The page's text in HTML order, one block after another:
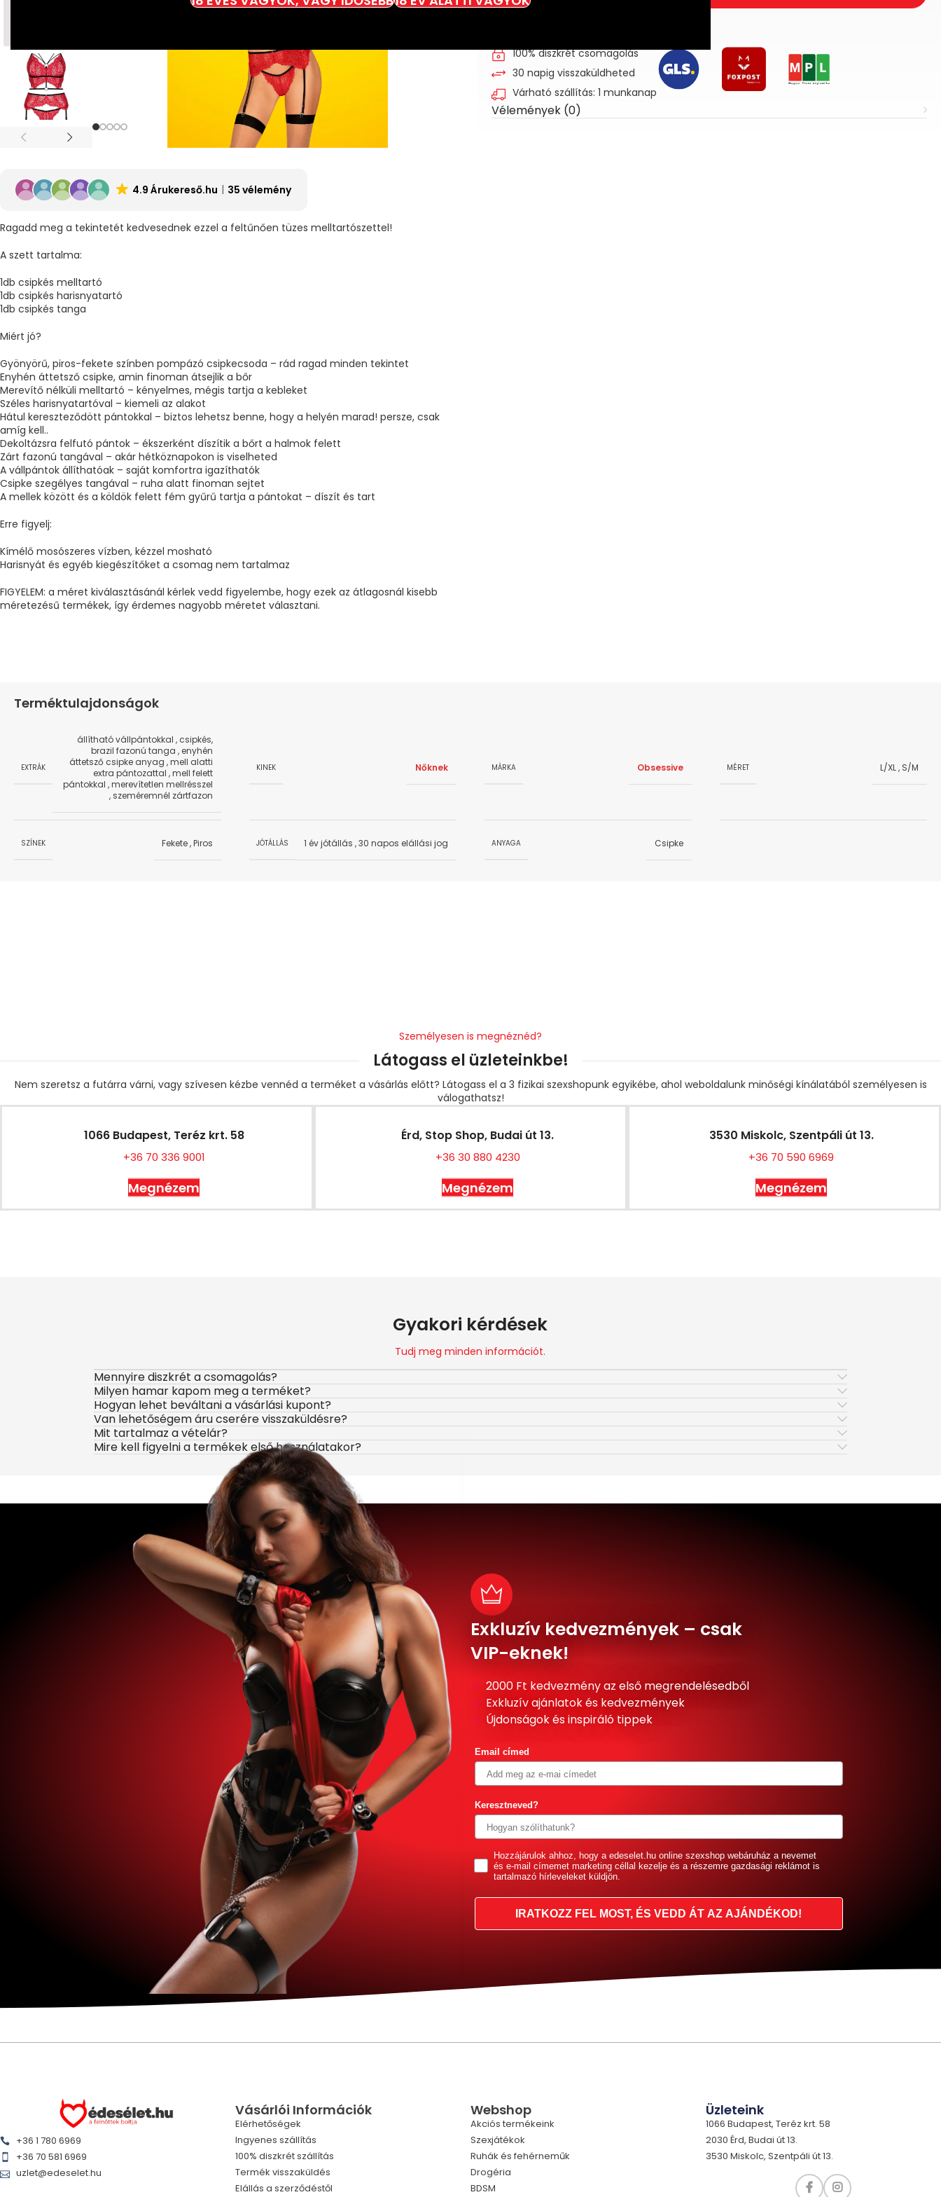
4.9 Árukereső.hu 35 vélemény
Ragadd meg a tekintetét kedvesednek ezzel a feltűnően tüzes melltartószettel!
A szett tartalma:
1db csipkés melltartó
1db csipkés harisnyatartó
1db csipkés tanga
Miért jó?
Gyönyörű, piros-fekete színben pompázó csipkecsoda – rád ragad minden tekintet
Enyhén áttetsző csipke, amin finoman átsejlik a bőr
Merevítő nélküli melltartó – kényelmes, mégis tartja a kebleket
Széles harisnyatartóval – kiemeli az alakot
Hátul kereszteződött pántokkal – biztos lehetsz benne, hogy a helyén marad! persze, csak
amíg kell..
Dekoltázsra felfutó pántok – ékszerként díszítik a bőrt a halmok felett
Zárt fazonú tangával – akár hétköznapokon is viselheted
A vállpántok állíthatóak – saját komfortra igazíthatók
Csipke szegélyes tangával – ruha alatt finoman sejtet
A mellek között és a köldök felett fém gyűrű tartja a pántokat – díszít és tart
Erre figyelj:
Kímélő mosószeres vízben, kézzel mosható
Harisnyát és egyéb kiegészítőket a csomag nem tartalmaz
FIGYELEM: a méret kiválasztásánál kérlek vedd figyelembe, hogy ezek az átlagosnál kisebb
méretezésű termékek, így érdemes nagyobb méretet választani.
100% diszkrét csomagolás
30 napig visszaküldheted
Várható szállítás: 1 munkanap
Vélemények (0)
Terméktulajdonságok
EXTRÁK
állítható vállpántokkal , csipkés,
brazil fazonú tanga , enyhén
áttetsző csipke anyag ,mell alatti
extra pántozattal ,mell felett
pántokkal ,merevítetlen mellrésszel
,szeméremnél zártfazon
KINEK Nőknek MÁRKA Obsessive MÉRET L/XL, S/M
SZÍNEK Fekete,Piros JÓTÁLLÁS 1 év jótállás ,30 napos elállási jog ANYAGA Csipke
Személyesen is megnéznéd?
Látogass el üzleteinkbe!
Nem szeretsz a futárra várni, vagy szívesen kézbe vennéd a terméket a vásárlás előtt? Látogass el a 3 fizikai szexshopunk egyikébe, ahol weboldalunk minőségi kínálatából személyesen is
válogathatsz!
1066 Budapest, Teréz krt. 58
+36 70 336 9001
Megnézem
Érd, Stop Shop, Budai út 13.
+36 30 880 4230
Megnézem
3530 Miskolc, Szentpáli út 13.
+36 70 590 6969
Megnézem
Gyakori kérdések
Tudj meg minden információt.
Mennyire diszkrét a csomagolás?
Milyen hamar kapom meg a terméket?
Hogyan lehet beváltani a vásárlási kupont?
Van lehetőségem áru cserére visszaküldésre?
Mit tartalmaz a vételár?
Mire kell figyelni a termékek első használatakor?
Exkluzív kedvezmények – csak
VIP-eknek!
2000 Ft kedvezmény az első megrendelésedből
Exkluzív ajánlatok és kedvezmények
Újdonságok és inspiráló tippek
Email címed
Keresztneved?
GDPRHozzájárulok ahhoz, hogy a edeselet.hu online szexshop webáruház a nevemet
és e-mail címemet marketing céllal kezelje és a részemre gazdasági reklámot is
tartalmazó hírleveleket küldjön.
IRATKOZZ FEL MOST, ÉS VEDD ÁT AZ AJÁNDÉKOD!
+36 1 780 6969
+36 70 581 6969
uzlet@edeselet.hu
Vásárlói Információk
Elérhetőségek
Ingyenes szállítás
100% diszkrét szállítás
Termék visszaküldés
Elállás a szerződéstől
Webshop
Akciós termékeink
Szexjátékok
Ruhák és fehérneműk
Drogéria
BDSM
Üzleteink
1066 Budapest, Teréz krt. 58
2030 Érd, Budai út 13.
3530 Miskolc, Szentpáli út 13.